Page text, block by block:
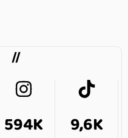
594K 9,6K